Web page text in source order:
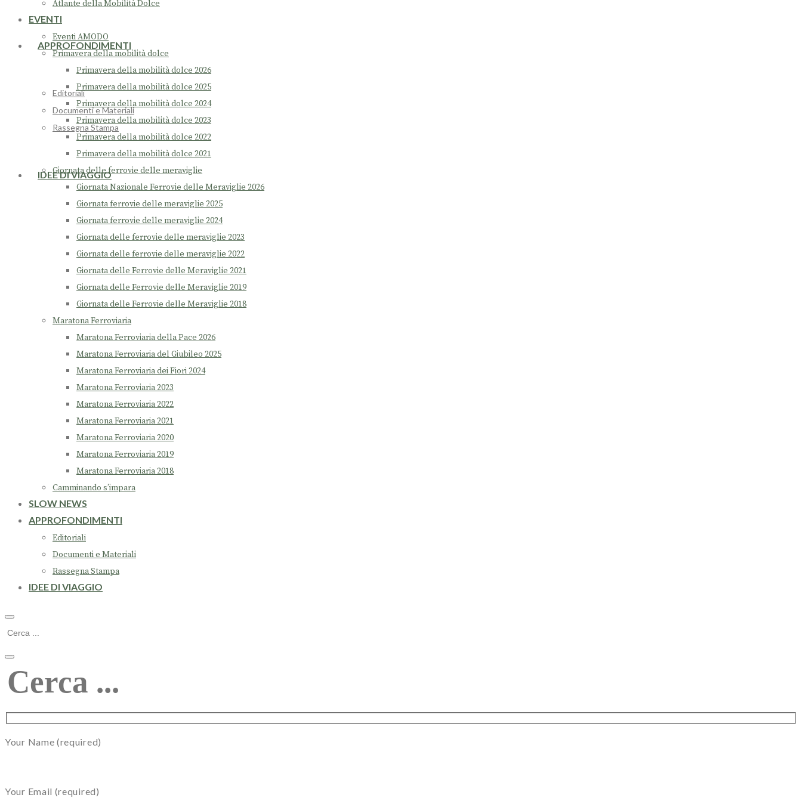
APPROFONDIMENTI
Editoriali
Documenti e Materiali
Rassegna Stampa
IDEE DI VIAGGIO
Atlante della Mobilità Dolce
EVENTI
Eventi AMODO
Primavera della mobilità dolce
Primavera della mobilità dolce 2026
Primavera della mobilità dolce 2025
Primavera della mobilità dolce 2024
Primavera della mobilità dolce 2023
Primavera della mobilità dolce 2022
Primavera della mobilità dolce 2021
Giornata delle ferrovie delle meraviglie
Giornata Nazionale Ferrovie delle Meraviglie 2026
Giornata ferrovie delle meraviglie 2025
Giornata ferrovie delle meraviglie 2024
Giornata delle ferrovie delle meraviglie 2023
Giornata delle ferrovie delle meraviglie 2022
Giornata delle Ferrovie delle Meraviglie 2021
Giornata delle Ferrovie delle Meraviglie 2019
Giornata delle Ferrovie delle Meraviglie 2018
Maratona Ferroviaria
Maratona Ferroviaria della Pace 2026
Maratona Ferroviaria del Giubileo 2025
Maratona Ferroviaria dei Fiori 2024
Maratona Ferroviaria 2023
Maratona Ferroviaria 2022
Maratona Ferroviaria 2021
Maratona Ferroviaria 2020
Maratona Ferroviaria 2019
Maratona Ferroviaria 2018
Camminando s’impara
SLOW NEWS
APPROFONDIMENTI
Editoriali
Documenti e Materiali
Rassegna Stampa
IDEE DI VIAGGIO
Your Name (required)
Your Email (required)